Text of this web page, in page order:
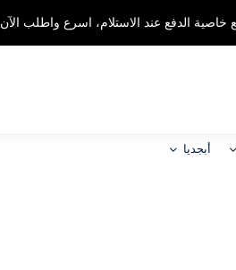
خاصية الدفع عند الاستلام، اسرع واطلب الآن
أبجديا